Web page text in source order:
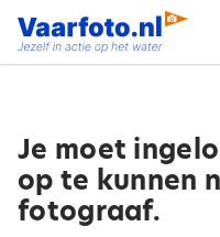
Spring
naar
Je moet
op te kunnen
fotograaf.